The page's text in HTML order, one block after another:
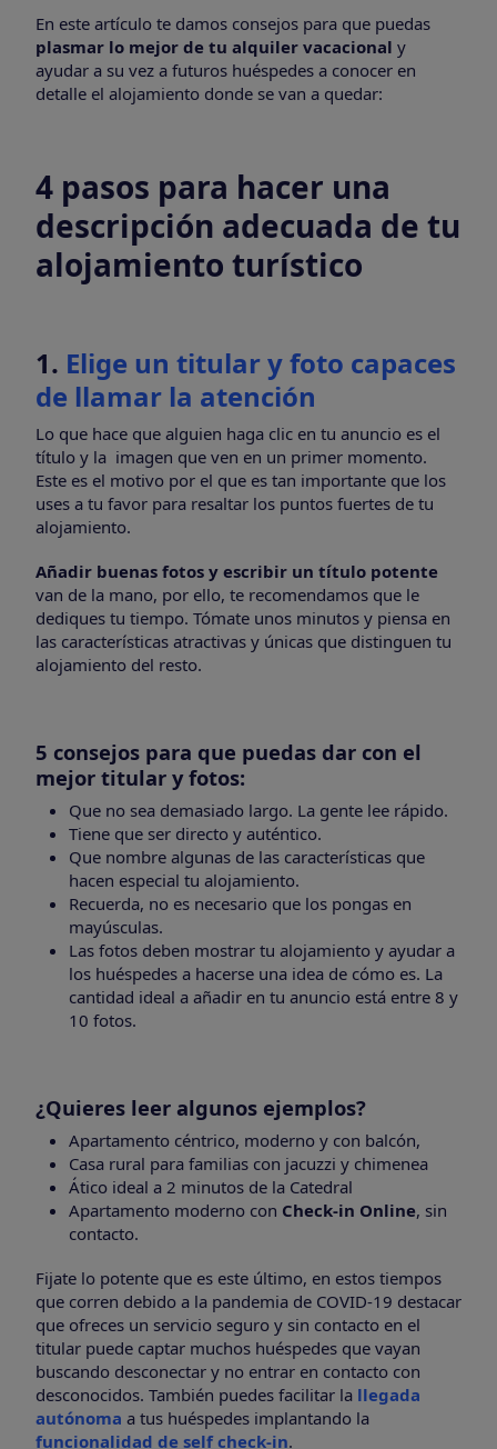
En este artículo te damos consejos para que puedas
plasmar lo mejor de tu alquiler vacacional y
ayudar a su vez a futuros huéspedes a conocer en
detalle el alojamiento donde se van a quedar:
4 pasos para hacer una
descripción adecuada de tu
alojamiento turístico
1. Elige un titular y foto capaces
de llamar la atención
Lo que hace que alguien haga clic en tu anuncio es el
título y la imagen que ven en un primer momento.
Este es el motivo por el que es tan importante que los
uses a tu favor para resaltar los puntos fuertes de tu
alojamiento.
Añadir buenas fotos y escribir un título potente
van de la mano, por ello, te recomendamos que le
dediques tu tiempo. Tómate unos minutos y piensa en
las características atractivas y únicas que distinguen tu
alojamiento del resto.
5 consejos para que puedas dar con el
mejor titular y fotos:
Que no sea demasiado largo. La gente lee rápido.
Tiene que ser directo y auténtico.
Que nombre algunas de las características que
hacen especial tu alojamiento.
Recuerda, no es necesario que los pongas en
mayúsculas.
Las fotos deben mostrar tu alojamiento y ayudar a
los huéspedes a hacerse una idea de cómo es. La
cantidad ideal a añadir en tu anuncio está entre 8 y
10 fotos.
¿Quieres leer algunos ejemplos?
Apartamento céntrico, moderno y con balcón,
Casa rural para familias con jacuzzi y chimenea
Ático ideal a 2 minutos de la Catedral
Apartamento moderno con Check-in Online, sin
contacto.
Fijate lo potente que es este último, en estos tiempos
que corren debido a la pandemia de COVID-19 destacar
que ofreces un servicio seguro y sin contacto en el
titular puede captar muchos huéspedes que vayan
buscando desconectar y no entrar en contacto con
desconocidos. También puedes facilitar la llegada
autónoma a tus huéspedes implantando la
funcionalidad de self check-in.